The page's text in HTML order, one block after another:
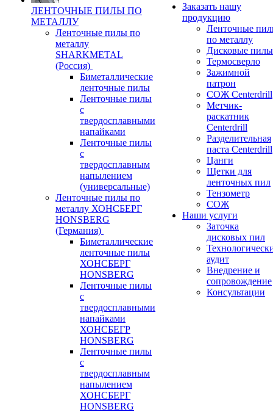
ЛЕНТОЧНЫЕ ПИЛЫ ПО
МЕТАЛЛУ
Ленточные пилы по
металлу
SHARKMETAL
(Россия)
Биметаллические
ленточные пилы
Ленточные пилы
с
твердосплавными
напайками
Ленточные пилы
с
твердосплавным
напылением
(универсальные)
Ленточные пилы по
металлу ХОНСБЕРГ
HONSBERG
(Германия)
Биметаллические
ленточные пилы
ХОНСБЕРГ
HONSBERG
Ленточные пилы
с
твердосплавными
напайками
ХОНСБЕГР
HONSBERG
Ленточные пилы
с
твердосплавным
напылением
ХОНСБЕРГ
HONSBERG
Заказать нашу
продукцию
Ленточные
по металлу
Дисковые пилы
Термосверло
Зажимной
патрон
СОЖ Centerdrill
Метчик-
раскатник
Centerdrill
Разделительная
паста Centerdrill
Цанги
Щетки для
ленточных пил
Тензометр
СОЖ
Наши услуги
Заточка
дисковых пил
аудит
Внедрение и
сопровождение
Консультации